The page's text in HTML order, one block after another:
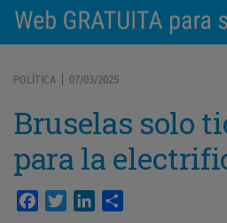
POLÍTICA | 07/03/2025
Bruselas solo
para la
Facebook
TwitterLinkedIn